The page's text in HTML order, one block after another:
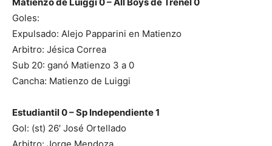
Goles:
Expulsado: Alejo Papparini en Matienzo
Arbitro: Jésica Correa
Sub 20: ganó Matienzo 3 a 0
Cancha: Matienzo de Luiggi
Estudiantil 0 – Sp Independiente 1
Gol: (st) 26′ José Ortellado